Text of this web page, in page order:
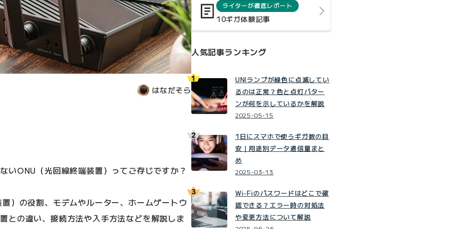
はなだそら
いONU（光回線終端装置）ってご存じですか？
）の役割、モデムやルーター、ホームゲートウ
との違い、接続方法や入手方法などを解説しま
ライターが徹底レポート
10ギガ体験記事
人気記事ランキング
UNIランプが緑色に点滅してい
るのは正常？色と点灯パター
ンが何を示しているかを解説
2025-05-15
1日にスマホで使うギガ数の目
安｜用途別データ通信量まと
め
2025-03-13
Wi-Fiのパスワードはどこで確
認できる？エラー時の対処法
や変更方法について解説